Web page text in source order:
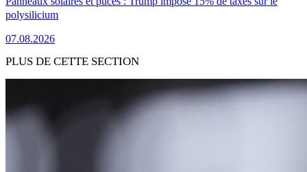
polysilicium
07.08.2026
PLUS DE CETTE SECTION